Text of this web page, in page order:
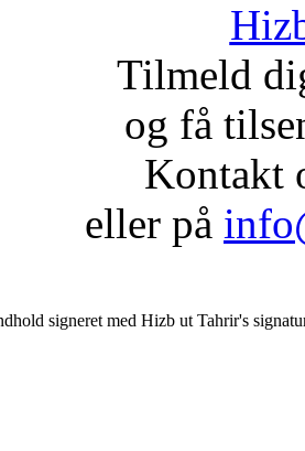
Tilmeld
og få
Kontakt
eller på
signeret med Hizb ut Tahrir's